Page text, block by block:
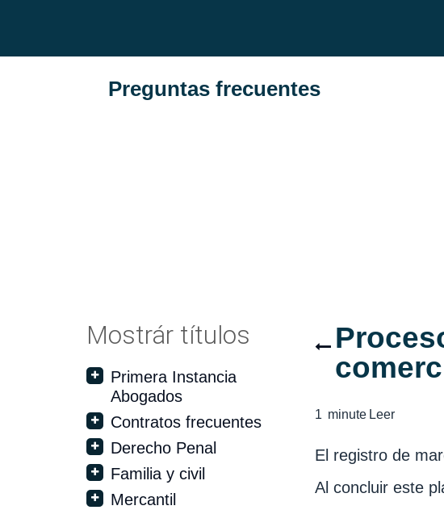
Preguntas frecuentes
Mostrár títulos
Primera Instancia
Abogados
Contratos frecuentes
Derecho Penal
Familia y civil
Mercantil
1 minute Leer
El registro de
Al concluir este